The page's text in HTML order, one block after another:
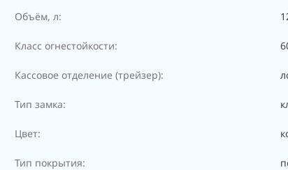
Объём, л:
Класс огнестойкости:
Кассовое отделение (трейзер):
Тип замка:
Цвет:
Тип покрытия: